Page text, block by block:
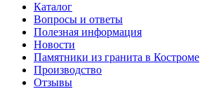
Каталог
Вопросы и ответы
Полезная информация
Новости
Памятники из гранита в Костроме
Производство
Отзывы